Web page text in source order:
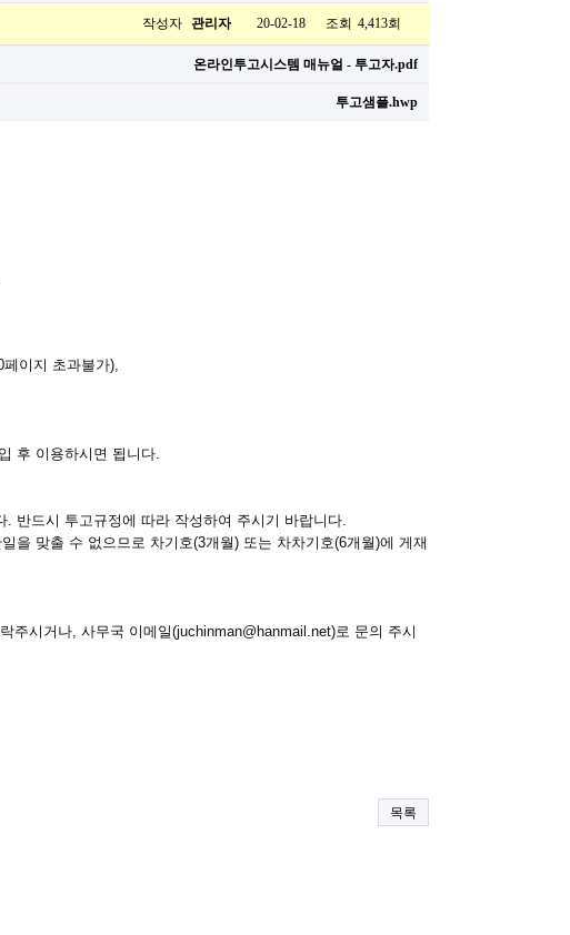
페이지 정보
작성자 관리자 20-02-18 조회 4,413회
온라인투고시스템 매뉴얼 - 투고자.pdf
투고샘플.hwp
이지 초과불가),
후 이용하시면 됩니다.
반드시 투고규정에 따라 작성하여 주시기 바랍니다.
을 맞출 수 없으므로 차기호(3개월) 또는 차차기호(6개월)에 게재
주시거나, 사무국 이메일(juchinman@hanmail.net)로 문의 주시
목록